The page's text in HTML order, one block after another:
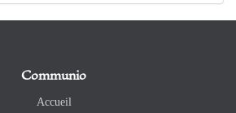
Communio
Accueil